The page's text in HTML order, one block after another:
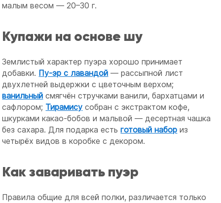
малым весом — 20–30 г.
Купажи на основе шу
Землистый характер пуэра хорошо принимает
добавки. Пу-эр с лавандой — рассыпной лист
двухлетней выдержки с цветочным верхом;
ванильный смягчён стручками ванили, бархатцами и
сафлором; Тирамису собран с экстрактом кофе,
шкурками какао-бобов и мальвой — десертная чашка
без сахара. Для подарка естьготовый набор из
четырёх видов в коробке с декором.
Как заваривать пуэр
Правила общие для всей полки, различается только